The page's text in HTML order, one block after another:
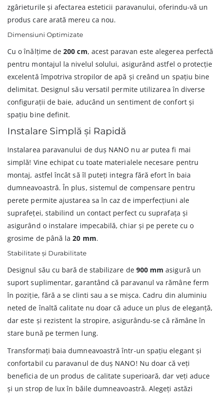
zgârieturile și afectarea esteticii paravanului, oferindu-vă un
produs care arată mereu ca nou.
Dimensiuni Optimizate
Cu o înălțime de200 cm, acest paravan este alegerea perfectă
pentru montajul la nivelul solului, asigurând astfel o protecție
excelentă împotriva stropilor de apă și creând un spațiu bine
delimitat. Designul său versatil permite utilizarea în diverse
configurații de baie, aducând un sentiment de confort și
spațiu bine definit.
Instalare Simplă și Rapidă
Instalarea paravanului de duș NANO nu ar putea fi mai
simplă! Vine echipat cu toate materialele necesare pentru
montaj, astfel încât să îl puteți integra fără efort în baia
dumneavoastră. În plus, sistemul de compensare pentru
perete permite ajustarea sa în caz de imperfecțiuni ale
suprafeței, stabilind un contact perfect cu suprafața și
asigurând o instalare impecabilă, chiar și pe perete cu o
grosime de până la20 mm.
Stabilitate și Durabilitate
Designul său cu bară de stabilizare de 900 mm asigură un
suport suplimentar, garantând că paravanul va rămâne ferm
în poziție, fără a se clinti sau a se mișca. Cadru din aluminiu
neted de înaltă calitate nu doar că aduce un plus de eleganță,
dar este și rezistent la stropire, asigurându-se că rămâne în
stare bună pe termen lung.
Transformați baia dumneavoastră într-un spațiu elegant și
confortabil cu paravanul de duș NANO! Nu doar că veți
beneficia de un produs de calitate superioară, dar veți aduce
și un strop de lux în băile dumneavoastră. Alegeți astăzi